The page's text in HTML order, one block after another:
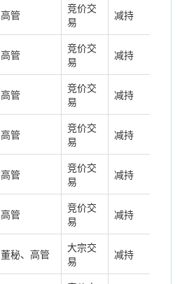
高管
竞价交
易
减持
高管
竞价交
易
减持
高管
竞价交
易
减持
高管
竞价交
易
减持
高管
竞价交
易
减持
高管
竞价交
易
减持
董秘、高管
大宗交
易
减持